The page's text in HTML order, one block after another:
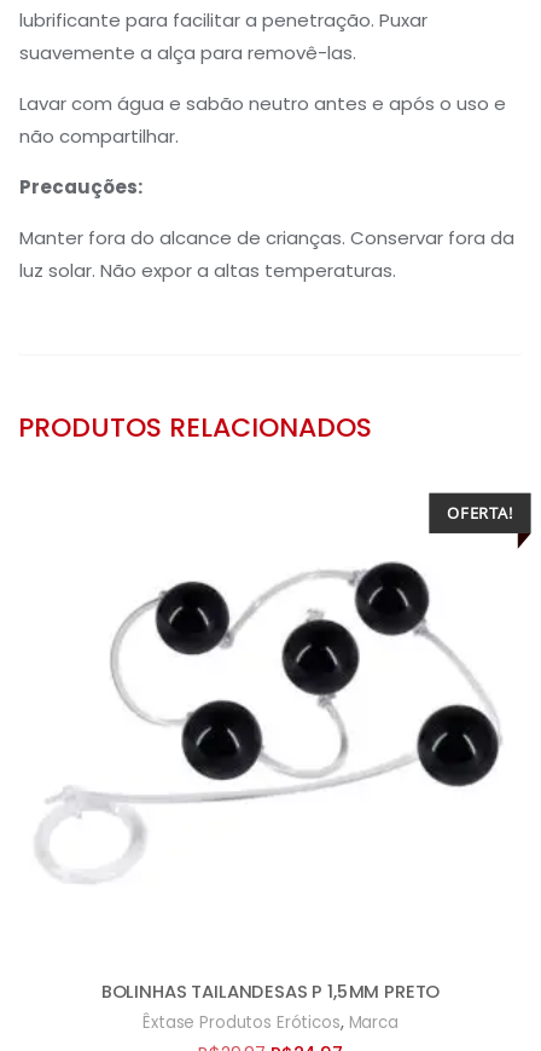
lubrificante para facilitar a penetração. Puxar
suavemente a alça para removê-las.
Lavar com água e sabão neutro antes e após o uso e
não compartilhar.
Precauções:
Manter fora do alcance de crianças. Conservar fora da
luz solar. Não expor a altas temperaturas.
PRODUTOS RELACIONADOS
OFERTA!
BOLINHAS TAILANDESAS P 1,5MM PRETO
Êxtase Produtos Eróticos, Marca